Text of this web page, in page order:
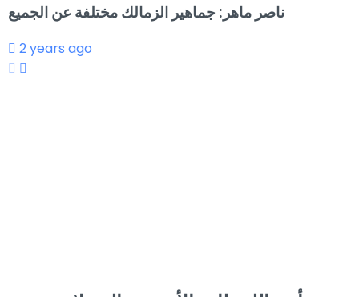
ناصر ماهر: جماهير الزمالك مختلفة عن الجميع
2 years ago